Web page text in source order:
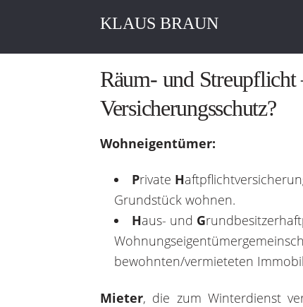
KLAUS BRAUN
Räum- und Streupflicht
Versicherungsschutz?
Wohneigentümer:
Private H
Grundstück wohnen.
Haus- und G
bewohnten/vermieteten
Mieter, die zum Winterdienst